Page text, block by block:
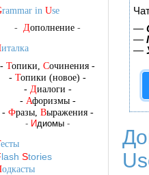
—
—
—
rammar in Use
- Дополнение -
италка
- Топики, Сочинения -
- Топики (новое) -
- Диалоги -
- Афоризмы-
- Фразы, Выражения-
- Идиомы -
есты
lash Stories
одкасты